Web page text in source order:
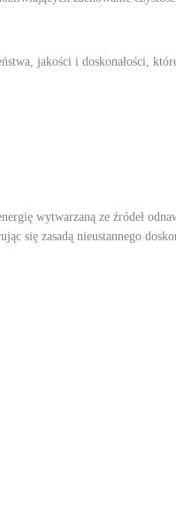
jakości i doskonałości,
wytwarzaną ze źródeł
się zasadą nieustannego